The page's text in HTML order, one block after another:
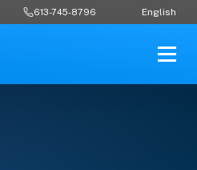
613-745-8796 English